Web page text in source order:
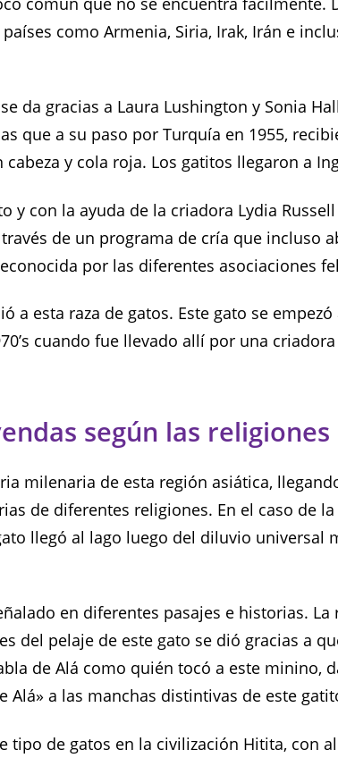
como Armenia, Siria, Irak, Irán e
da gracias a Laura Lushington y Sonia
que a su paso por Turquía en 1955,
y cola roja. Los gatitos llegaron a
y con la ayuda de la criadora Lydia
de un programa de cría que incluso
por las diferentes asociaciones
a esta raza de gatos. Este gato se
cuando fue llevado allí por una
según las religiones
milenaria de esta región asiática,
de diferentes religiones. En el caso de
llegó al lago luego del diluvio universal
en diferentes pasajes e historias.
del pelaje de este gato se dió gracias a
de Alá como quién tocó a este minino,
Alá» a las manchas distintivas de este
tipo de gatos en la civilización Hitita, con